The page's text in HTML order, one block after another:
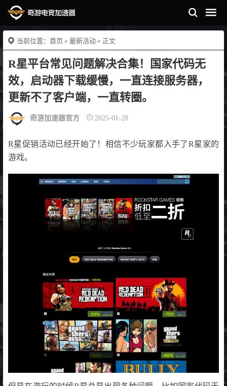
当前位置： 首页 » 最新活动 » 正文
R星平台常见问题解决合集！国家代码无
效，启动器下载缓慢，一直连接服务器，
更新不了客户端，一直转圈。
奇游加速器官方 2025-01-28
R星促销活动已经开始了！相信不少玩家都入手了R星家的
游戏。